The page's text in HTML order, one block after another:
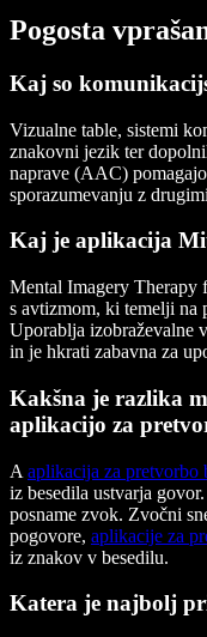
Pogosta
Kaj so
Vizualne table, sistemi
znakovni jezik ter
naprave (AAC)
sporazumevanju z
Kaj je aplikacija
Mental Imagery
s avtizmom, ki temelji
Uporablja izobraževalne
in je hkrati zabavna za
Kakšna je razlika
aplikacijo za
A aplikacija za pretvorbo
iz besedila ustvarja
posname zvok. Zvočni
pogovore, aplikacije za
iz znakov v besedilu.
Katera je najbolj